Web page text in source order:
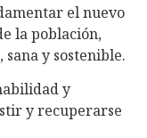
el nuevo
la población,
y sostenible.
y
y recuperarse